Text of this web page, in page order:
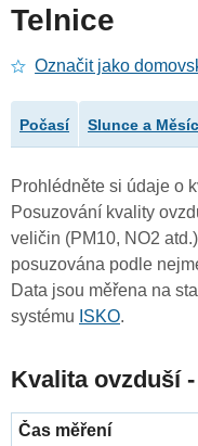
Telnice
Označit jako
Počasí Slunce a Měsíc
Prohlédněte si údaje o
Posuzování kvality
veličin (PM10, NO2
posuzována podle
Data jsou měřena na
systému ISKO.
Kvalita ovzduší